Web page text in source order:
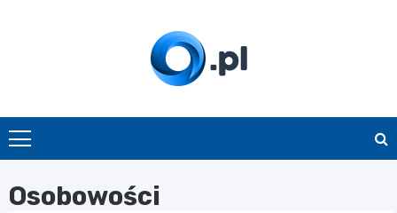
O.pl
Osobowości